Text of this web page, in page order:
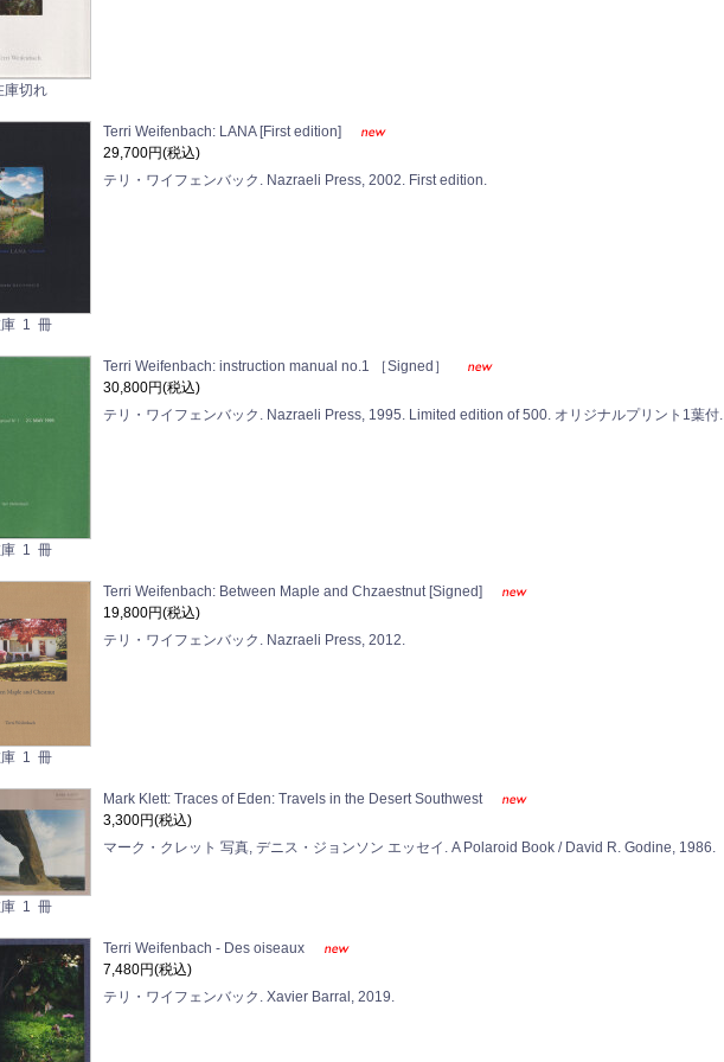
庫切れ
1 冊
Terri Weifenbach: LANA [First edition]
29,700円(税込)
テリ・ワイフェンバック. Nazraeli Press, 2002. First edition.
1 冊
Terri Weifenbach: instruction manual no.1 ［Signed］
30,800円(税込)
テリ・ワイフェンバック. Nazraeli Press, 1995. Limited edition of 500. オリジナルプリント1葉付.
1 冊
Terri Weifenbach: Between Maple and Chzaestnut [Signed]
19,800円(税込)
テリ・ワイフェンバック. Nazraeli Press, 2012.
1 冊
Mark Klett: Traces of Eden: Travels in the Desert Southwest
3,300円(税込)
マーク・クレット 写真, デニス・ジョンソン エッセイ. A Polaroid Book / David R. Godine, 1986.
Terri Weifenbach - Des oiseaux
7,480円(税込)
テリ・ワイフェンバック. Xavier Barral, 2019.